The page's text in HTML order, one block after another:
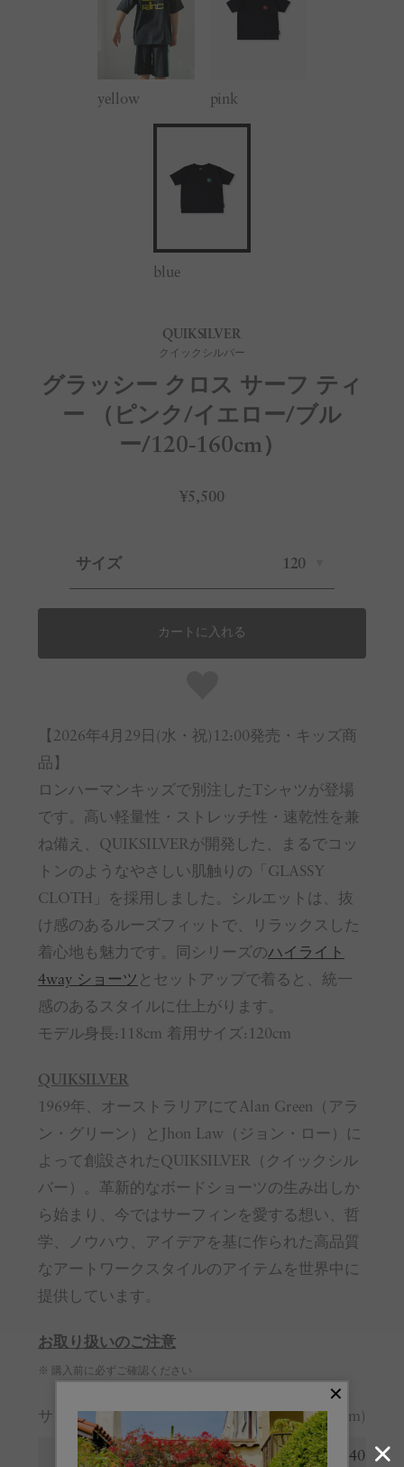
yellow pink
blue
QUIKSILVER
クイックシルバー
グラッシー クロス サーフ ティ
ー （ピンク/イエロー/ブル
ー/120-160cm）
¥5,500
サイズ 120
カートに入れる
【2026年4月29日(水・祝)12:00発売・キッズ商
品】
ロンハーマンキッズで別注したTシャツが登場
です。高い軽量性・ストレッチ性・速乾性を兼
ね備え、QUIKSILVERが開発した、まるでコッ
トンのようなやさしい肌触りの「GLASSY
CLOTH」を採用しました。シルエットは、抜
け感のあるルーズフィットで、リラックスした
着心地も魅力です。同シリーズのハイライト
4way ショーツ とセットアップで着ると、統一
感のあるスタイルに仕上がります。
モデル身長:118cm 着用サイズ:120cm
QUIKSILVER
1969年、オーストラリアにてAlan Green（アラ
ン・グリーン）とJhon Law（ジョン・ロー）に
よって創設されたQUIKSILVER（クイックシル
バー）。革新的なボードショーツの生み出しか
ら始まり、今ではサーフィンを愛する想い、哲
学、ノウハウ、アイデアを基に作られた高品質
なアートワークスタイルのアイテムを世界中に
提供しています。
お取り扱いのご注意
※ 購入前に必ずご確認ください
サイズガイド (cm)
サイズ 120 140